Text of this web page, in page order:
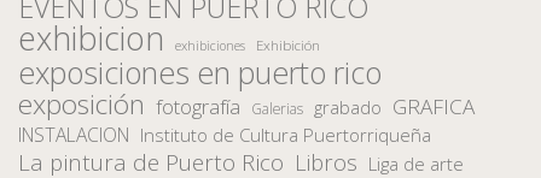
exhibicion exhibiciones Exhibición
exposiciones en puerto rico
exposición fotografía Galerias grabado GRAFICA
INSTALACION Instituto de Cultura Puertorriqueña
La pintura de Puerto Rico Libros Liga de arte